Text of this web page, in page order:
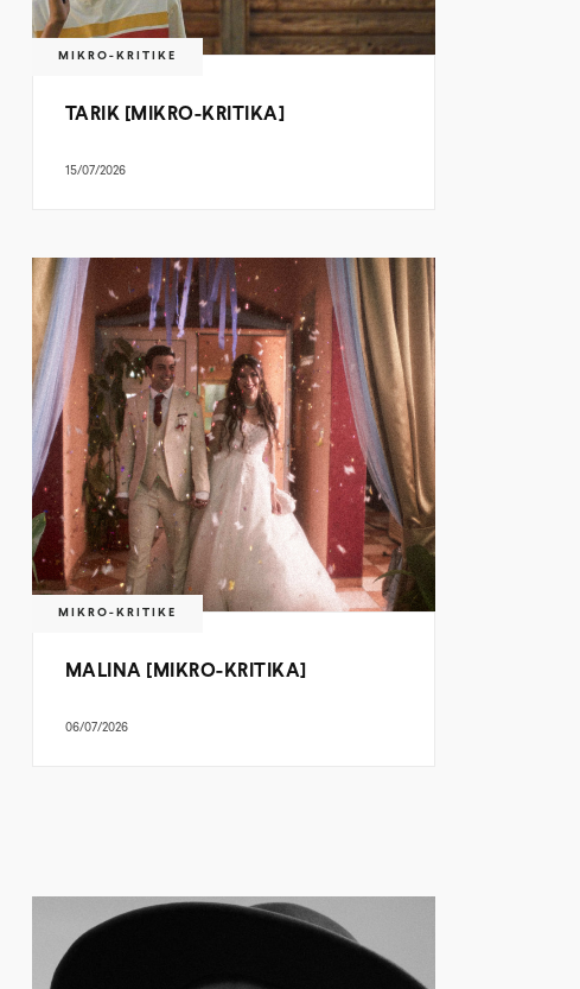
MIKRO-KRITIKE
TARIK [MIKRO-KRITIKA]
15/07/2026
MIKRO-KRITIKE
MALINA [MIKRO-KRITIKA]
06/07/2026